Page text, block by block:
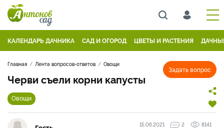
КАЛЕНДАРЬ ДАЧНИКА САД И ОГОРОД ЦВЕТЫ И РАСТЕНИЯ
Задать вопрос
Главная Лента вопросов-ответов Овощи
Черви съели корни капусты
Овощи
15.06.2021 2 8141